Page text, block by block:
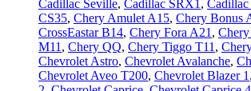
Cadillac Seville, Cadillac SRX1 ,
CS35, Chery Amulet A15, Chery Bonus
CrossEastar B14, Chery Fora A21 ,
M11 , Chery QQ, Chery Tiggo T11 ,
Chevrolet Astro, Chevrolet Avalanche,
Chevrolet Aveo Т200, Chevrolet Blazer 1 ,